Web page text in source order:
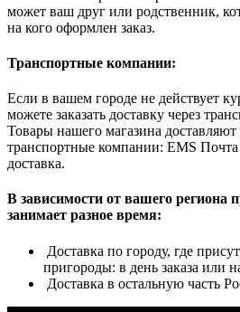
может ваш друг или родственник,
на кого оформлен заказ.
Транспортные компании:
Если в вашем городе не действует
можете заказать доставку через
Товары нашего магазина
транспортные компании: EMS
доставка.
В зависимости от вашего региона
занимает разное время:
Доставка по городу, где
пригороды: в день заказа или
Доставка в остальную часть